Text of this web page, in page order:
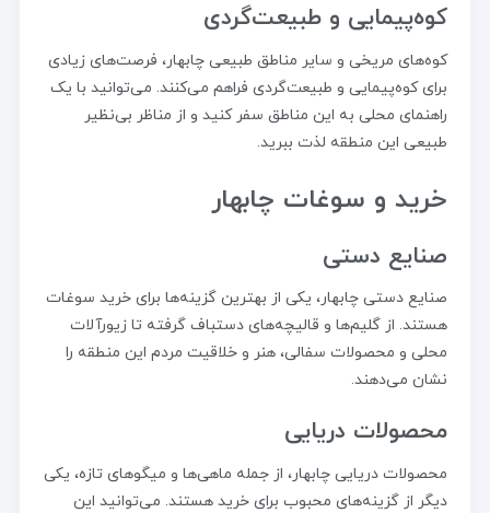
کوه‌پیمایی و طبیعت‌گردی
کوه‌های مریخی و سایر مناطق طبیعی چابهار، فرصت‌های زیادی
برای کوه‌پیمایی و طبیعت‌گردی فراهم می‌کنند. می‌توانید با یک
راهنمای محلی به این مناطق سفر کنید و از مناظر بی‌نظیر
طبیعی این منطقه لذت ببرید.
خرید و سوغات چابهار
صنایع دستی
صنایع دستی چابهار، یکی از بهترین گزینه‌ها برای خرید سوغات
هستند. از گلیم‌ها و قالیچه‌های دستباف گرفته تا زیورآلات
محلی و محصولات سفالی، هنر و خلاقیت مردم این منطقه را
نشان می‌دهند.
محصولات دریایی
محصولات دریایی چابهار، از جمله ماهی‌ها و میگوهای تازه، یکی
دیگر از گزینه‌های محبوب برای خرید هستند. می‌توانید این